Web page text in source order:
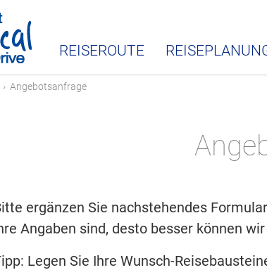
REISEROUTE
› Angebotsanfrage
ergänzen Sie nachstehendes
Angaben sind, desto besser können
Legen Sie Ihre Wunsch-